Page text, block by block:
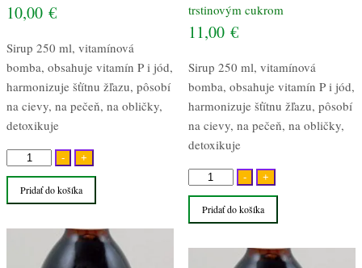
10,00 €
Sirup 250 ml, vitamínová
bomba, obsahuje vitamín P i jód,
harmonizuje šťítnu žľazu, pôsobí
na cievy, na pečeň, na obličky,
detoxikuje
-
množstvo
Sirup
čiernoplodej
+
Pridať do košíka
trstinovým cukrom
11,00 €
Sirup 250 ml, vitamínová
bomba, obsahuje vitamín P i jód,
harmonizuje šťítnu žľazu, pôsobí
na cievy, na pečeň, na obličky,
detoxikuje
-
množstvo
Sirup
čiernoplodej
+
Pridať do košíka